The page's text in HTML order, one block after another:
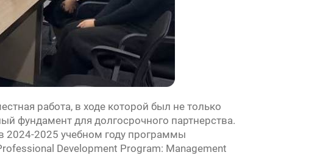
работа, в ходе которой был не только
фундамент для долгосрочного партнерства.
2024-2025 учебном году программы
Development Program: Management